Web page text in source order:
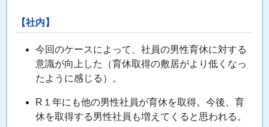
【社内】
今回のケースによって、社員の男性育休に対する
意識が向上した（育休取得の敷居がより低くなっ
たように感じる）。
R１年にも他の男性社員が育休を取得。今後、育
休を取得する男性社員も増えてくると思われる。